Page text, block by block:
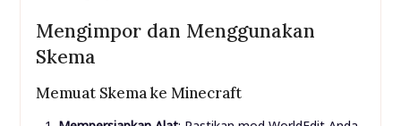
Mengimpor dan Menggunakan
Skema
Memuat Skema ke Minecraft